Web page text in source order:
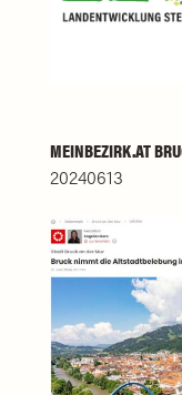
MEINBEZIRK.AT
20240613